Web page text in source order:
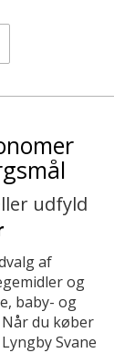
udfyld
af
og
baby- og
du køber
Svane